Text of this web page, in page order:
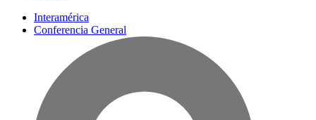
Interamérica
Conferencia General